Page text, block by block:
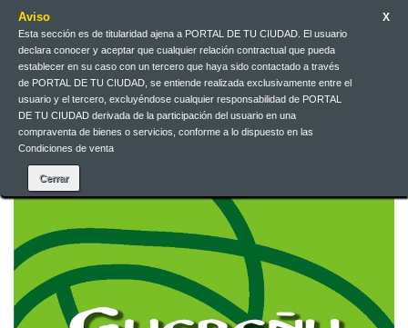
Aviso
Esta sección es de titularidad ajena a PORTAL DE TU CIUDAD. El usuario
declara conocer y aceptar que cualquier relación contractual que pueda
establecer en su caso con un tercero que haya sido contactado a través
de PORTAL DE TU CIUDAD, se entiende realizada exclusivamente entre el
usuario y el tercero, excluyéndose cualquier responsabilidad de PORTAL
DE TU CIUDAD derivada de la participación del usuario en una
compraventa de bienes o servicios, conforme a lo dispuesto en las
Condiciones de venta
X
Iniciar sesión
EUR
Galego
Galego